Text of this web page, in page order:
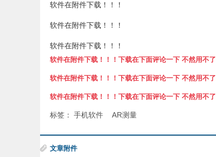
软件在附件下载！！！
软件在附件下载！！！
软件在附件下载！！！
软件在附件下载！！！下载在下面评论一下 不然用不了
软件在附件下载！！！下载在下面评论一下 不然用不了
软件在附件下载！！！下载在下面评论一下 不然用不了
标签： 手机软件 AR测量
文章附件